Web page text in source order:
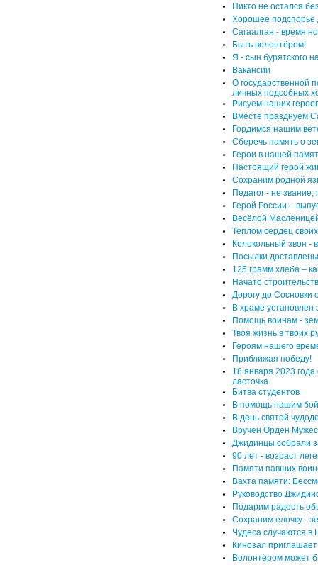
Никто не остался
Хорошее подспорье
Сагаалган - время
Быть волонтёром!
Я - сын бурятского
Вакансии
О государственной
личных подсобных
Рисуем наших
Вместе празднуем
Гордимся нашим
Сберечь память о
Герои в нашей
Настоящий герой
Сохраним родной
Педагог - не звание,
Герой России –
Весёлой
Теплом сердец
Колокольный звон -
Посылки
125 грамм хлеба –
Начато
Дорогу до Сосновки
В храме установлен
Помощь воинам -
Твоя жизнь в твоих
Героям нашего
Приближая победу!
18 января 2023
ласточка
Битва студентов
В помощь нашим
В день святой
Вручен Орден
Джидинцы собрали
90 лет - возраст
Памяти павших
Вахта памяти:
Руководство
Подарим радость
Сохраним елочку -
Чудеса случаются в
Кинозал
Волонтёром может